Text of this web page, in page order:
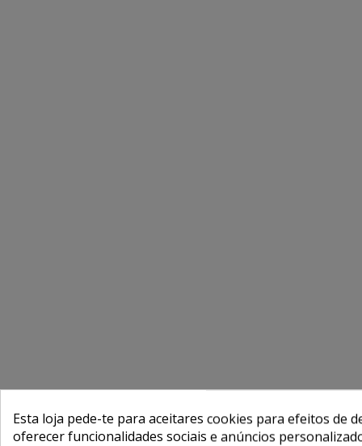
Esta loja pede-te para aceitares cookies para efeitos de
oferecer funcionalidades sociais e anúncios